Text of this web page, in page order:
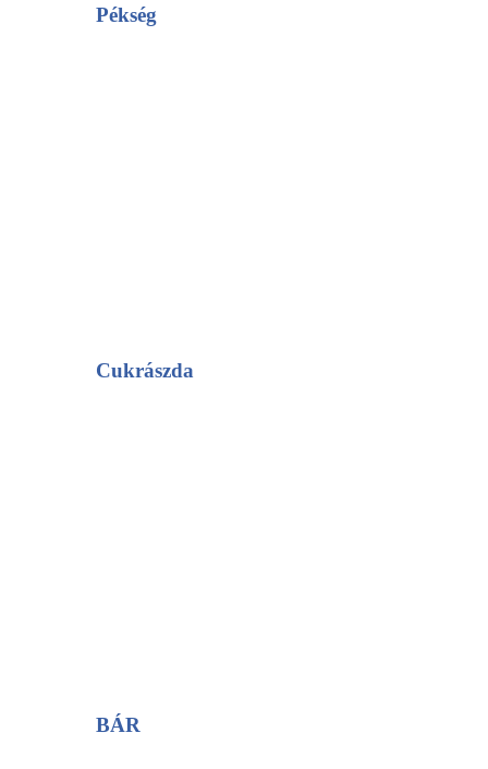
Pékség
Cukrászda
BÁR